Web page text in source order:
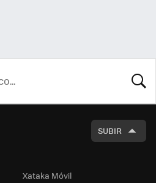
SUBIR
Xataka Móvil